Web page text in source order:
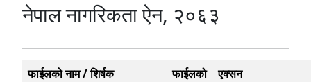
नेपाल नागरिकता ऐन, २०६३
फाईलको नाम / शिर्षक
फाईलको
एक्सन